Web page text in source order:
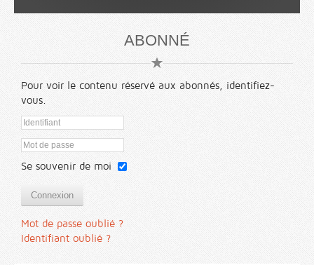
ABONNÉ
Pour voir le contenu réservé aux abonnés, identifiez-
vous.
Se souvenir de moi
Connexion
Mot de passe oublié ?
Identifiant oublié ?